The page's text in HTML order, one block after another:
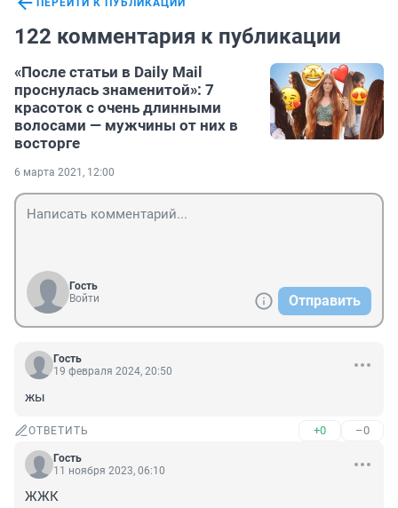
ПЕРЕЙТИ К ПУБЛИКАЦИИ
122 комментария к публикации
«После статьи в Daily Mail
проснулась знаменитой»: 7
красоток с очень длинными
волосами — мужчины от них в
восторге
6 марта 2021, 12:00
Гость
Войти
Отправить
Гость
19 февраля 2024, 20:50
жы
ОТВЕТИТЬ +0 –0
Гость
11 ноября 2023, 06:10
ЖЖК